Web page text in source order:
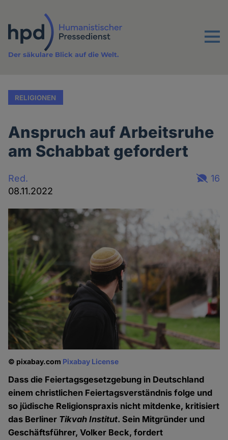
Inhalt
Menu
Der säkulare Blick auf die Welt.
RELIGIONEN
Anspruch auf Arbeitsruhe
am Schabbat gefordert
Red.
08.11.2022
16
© pixabay.com Pixabay License
Dass die Feiertagsgesetzgebung in Deutschland
einem christlichen Feiertagsverständnis folge und
so jüdische Religionspraxis nicht mitdenke, kritisiert
das Berliner Tikvah Institut. Sein Mitgründer und
Geschäftsführer, Volker Beck, fordert